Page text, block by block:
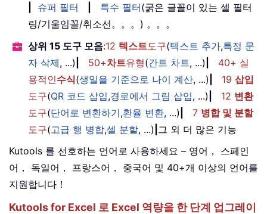
슈퍼 필터 특수 필터(굵은 글꼴이 있는 셀 필터
링/기울임꼴/취소선。。。) 。。。
상위 15 도구 모음:12 텍스트도구(텍스트 추가,특정 문
자 삭제, ...) 50+차트유형(간트 차트, ...)
40+ 실
용적인수식(생일을 기준으로 나이 계산, ...) 19 삽입
도구(QR 코드 삽입,경로에서 그림 삽입, ...) 12 변환
도구(단어로 변환하기,환율 변환, ...) 7 병합 및 분할
도구(고급 행 병합,셀 분할, ...) 그 외 더 많은 기능
Kutools 를 선호하는 언어로 사용하세요 – 영어， 스페인
어， 독일어， 프랑스어， 중국어 및 40+개 이상의 언어를
지원합니다！
Kutools for Excel 로 Excel 역량을 한 단계 업그레이